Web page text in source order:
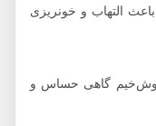
التهاب و خونریزی
گاهی حساس و